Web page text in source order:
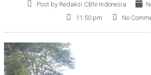
Post by Redaksi CBN-Indonesia
11:50 pm
No